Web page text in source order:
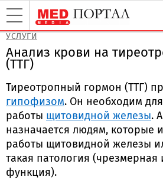
УСЛУГИ
Анализ крови на
(ТТГ)
Тиреотропный гормон (ТТГ)
гипофизом. Он необходим
работы щитовидной железы.
назначается людям, которые
работы щитовидной железы
такая патология (чрезмерная
функция).